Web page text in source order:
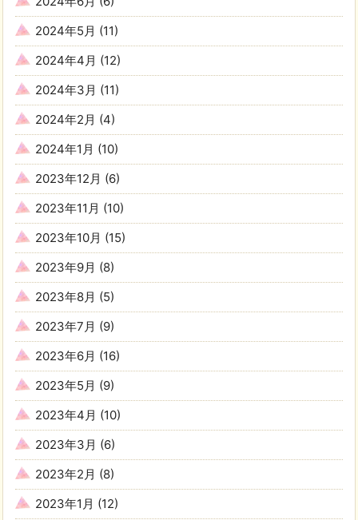
2024年5月 (11)
2024年4月 (12)
2024年3月 (11)
2024年2月 (4)
2024年1月 (10)
2023年12月 (6)
2023年11月 (10)
2023年10月 (15)
2023年9月 (8)
2023年8月 (5)
2023年7月 (9)
2023年6月 (16)
2023年5月 (9)
2023年4月 (10)
2023年3月 (6)
2023年2月 (8)
2023年1月 (12)